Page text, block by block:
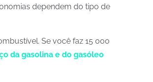
dependem do tipo de
Se você faz 15 000
da gasolina e do gasóleo